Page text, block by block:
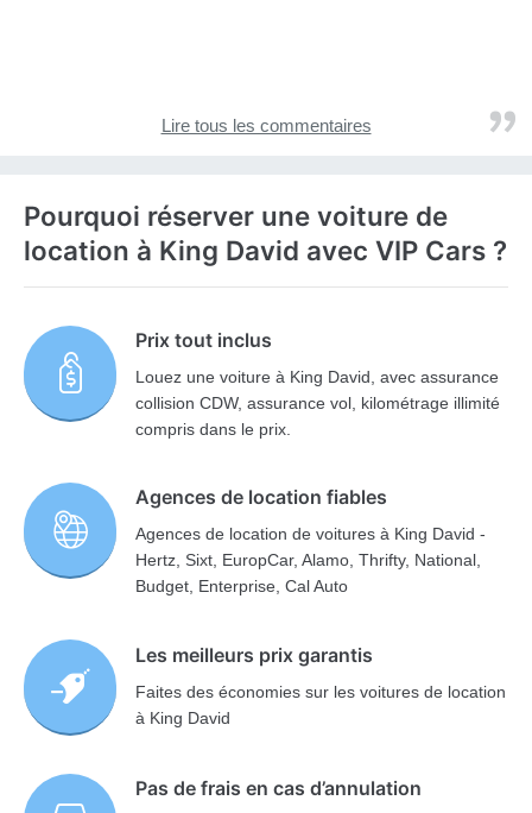
Lire tous les commentaires
Pourquoi réserver une voiture de
location à King David avec VIP Cars ?
Prix tout inclus
Louez une voiture à King David, avec assurance
collision CDW, assurance vol, kilométrage illimité
compris dans le prix.
Agences de location fiables
Agences de location de voitures à King David -
Hertz, Sixt, EuropCar, Alamo, Thrifty, National,
Budget, Enterprise, Cal Auto
Les meilleurs prix garantis
Faites des économies sur les voitures de location
à King David
Pas de frais en cas d’annulation